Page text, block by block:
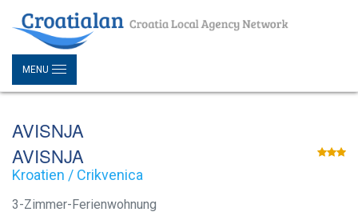
MENU
AVISNJA
AVISNJA
Kroatien / Crikvenica
3-Zimmer-Ferienwohnung